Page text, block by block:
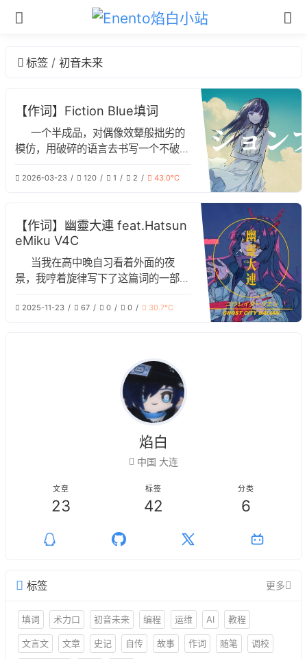
标签 初音未来
【作词】Fiction Blue填词
一个半成品，对偶像效颦般拙劣的
模仿，用破碎的语言去书写一个不破碎
2026-03-23 120 1 2 43.0℃
【作词】幽靈大連 feat.Hatsun
eMiku V4C
当我在高中晚自习看着外面的夜
景，我哼着旋律写下了这篇词的一部分
一种无与伦比的孤独感，自己对比这个
次涌上心头，终于放声痛哭，补全了这
部作品。 致过去的我，也致现在的我
2025-11-23 67 0 0 30.7℃
焰白
中国 大连
文章
23
标签
42
分类
6
标签 更多
填词 术力口 初音未来 编程 运维 AI 教程
文言文 文章 史记 自传 故事 作词 随笔 调校